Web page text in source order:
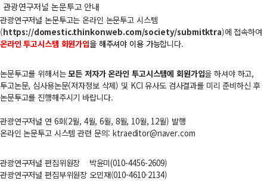
관광연구저널 논문투고 안내
관광연구저널 논문투고는 온라인 논문투고 시스템
(https://domestic.thinkonweb.com/society/submitktra​)에 접속하여
온라인 투고시스템 회원가입을 해주셔야 이용 가능합니다.
논문투고를 위해서는모든 저자가 온라인 투고시스템에 회원가입을 하셔야 하고,
투고논문, 심사용논문(저자정보 삭제) 및 KCI 유사도 검사결과를 미리 준비하신 후
논문투고를 진행해주시기 바랍니다.
관광연구저널 연 6회(2월, 4월, 6월, 8월, 10월, 12월) 발행
온라인 논문투고 시스템 관련 문의: ktraeditor@naver.com​
관광연구저널 편집위원장 박윤미(010-4456-2609)
관광연구저널 편집부위원장 오민재(010-4610-2134)